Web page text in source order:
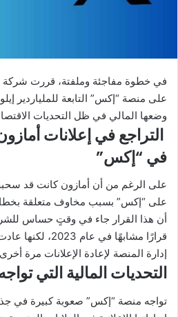
في خطوة مفاجئة وملفتة، قررت شركة
على منصة “إكس” التابعة للملياردير
وضعها المالي في ظل التحديات
التراجع في إعلانات
في “إكس”
على الرغم من أن أمازون كانت قد سحبت
على “إكس” بسبب مخاوف متعلقة
أن هذا القرار جاء في وقتٍ حساس
قرارًا مشابهًا في
إدارة المنصة لإعادة الإعلانات مرة
التحديات المالية التي
تواجه منصة “إكس” صعوبة كبيرة في